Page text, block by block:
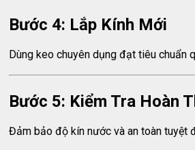
Bước 4: Lắp Kính Mới
Dùng keo chuyên dụng đạt tiêu chuẩn
Bước 5: Kiểm Tra Hoàn
Đảm bảo độ kín nước và an toàn tuyệt